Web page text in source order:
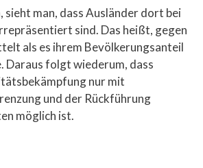
man, dass Ausländer dort bei
sind. Das heißt, gegen
als es ihrem Bevölkerungsanteil
Daraus folgt wiederum, dass
nur mit
und der Rückführung
möglich ist.